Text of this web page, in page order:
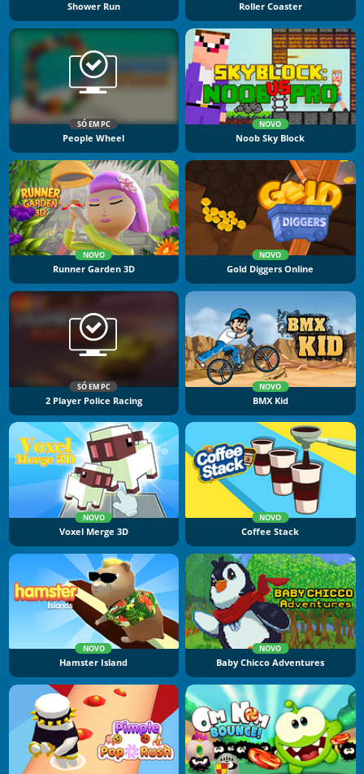
Shower Run Roller Coaster
SÓ EM PC
People Wheel
NOVO
Noob Sky Block
NOVO
Runner Garden 3D
NOVO
Gold Diggers Online
SÓ EM PC
2 Player Police Racing
NOVO
BMX Kid
NOVO
Voxel Merge 3D
NOVO
Coffee Stack
NOVO
Hamster Island
NOVO
Baby Chicco Adventures